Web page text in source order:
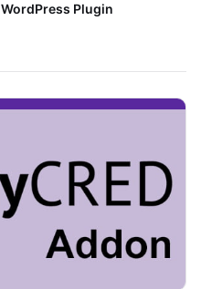
WordPress Plugin